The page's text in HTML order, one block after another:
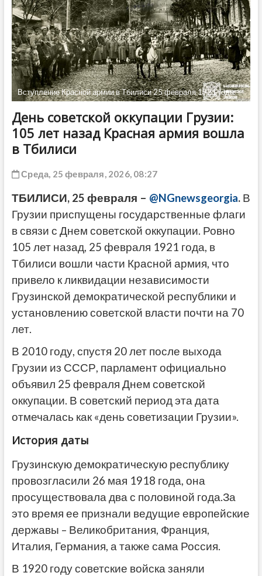
Вступление Красной армии в Тбилиси 25 февраля 1921 года.
День советской оккупации Грузии:
105 лет назад Красная армия вошла
в Тбилиси
Среда, 25 февраля, 2026, 08:27
ТБИЛИСИ, 25 февраля – @NGnewsgeorgia. В
Грузии приспущены государственные флаги
в связи с Днем советской оккупации. Ровно
105 лет назад, 25 февраля 1921 года, в
Тбилиси вошли части Красной армия, что
привело к ликвидации независимости
Грузинской демократической республики и
установлению советской власти почти на 70
лет.
В 2010 году, спустя 20 лет после выхода
Грузии из СССР, парламент официально
объявил 25 февраля Днем советской
оккупации. В советский период эта дата
отмечалась как «день советизации Грузии».
История даты
Грузинскую демократическую республику
провозгласили 26 мая 1918 года, она
просуществовала два с половиной года.За
это время ее признали ведущие европейские
державы – Великобритания, Франция,
Италия, Германия, а также сама Россия.
В 1920 году советские войска заняли